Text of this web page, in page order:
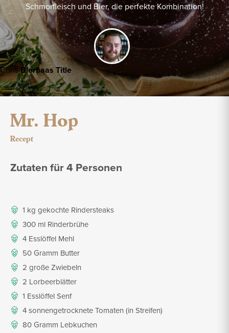
Schmorfleisch und Bier, die perfekte Kombination!
ChrisBierbaas Title
Mr. Hop
Recept
Zutaten für 4 Personen
1 kg gekochte Rindersteaks
300 ml Rinderbrühe
4 Esslöffel Mehl
50 Gramm Butter
2 große Zwiebeln
2 Lorbeerblätter
1 Esslöffel Senf
4 sonnengetrocknete Tomaten (in Streifen)
80 Gramm Lebkuchen